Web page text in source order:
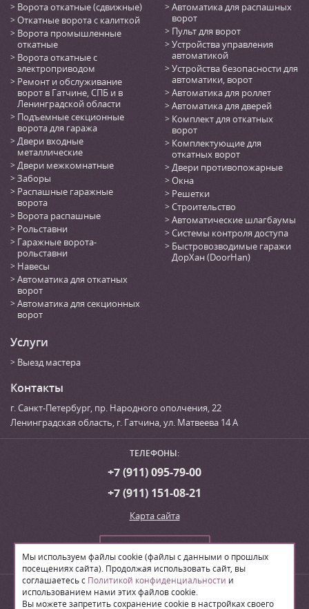
Мы используем файлы cookie (файлы с данными о прошлых
посещениях сайта). Продолжая использовать сайт, вы
соглашаетесь с Политикой конфиденциальности и
использованием нами этих файлов cookie.
Вы можете запретить сохранение cookie в настройках своего
Ворота откатные (сдвижные)
Откатные ворота с калиткой
Ворота промышленные
откатные
Ворота откатные с
электроприводом
Ремонт и обслуживание
ворот в Гатчине, СПБ и в
Ленинградской области
Подъемные секционные
ворота для гаража
Двери входные
металлические
Двери межкомнатные
Заборы
Распашные гаражные
ворота
Ворота распашные
Рольставни
Гаражные ворота-
рольставни
Навесы
Автоматика для откатных
ворот
Автоматика для секционных
ворот
Автоматика для распашных
ворот
Пульт для ворот
Устройства управления
автоматикой
Устройства безопасности для
автоматики, ворот
Автоматика для роллет
Автоматика для дверей
Комплект для откатных
ворот
Комплектующие для
откатных ворот
Двери противопожарные
Окна
Решетки
Строительство
Автоматические шлагбаумы
Системы контроля доступа
Быстровозводимые гаражи
ДорХан (DoorHan)
Услуги
Выезд мастера
Контакты
г. Санкт-Петербург, пр. Народного ополчения, 22
Ленинградская область, г. Гатчина,ул. Матвеева 14 А
ТЕЛЕФОНЫ:
+7 (911) 095-79-00
+7 (911) 151-08-21
Карта сайта
Сделать заказ
© 2026 Производственная компания «ЛВН»